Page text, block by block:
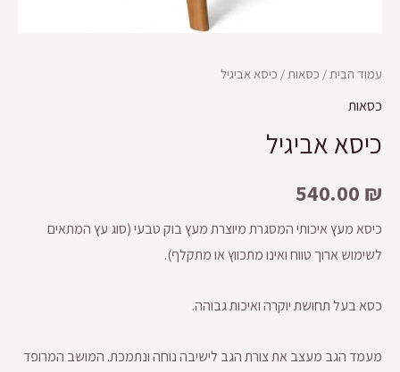
עמוד הבית/ כסאות/ כיסא אביגיל
כסאות
כיסא אביגיל
540.00 ₪
כיסא מעץ איכותי המסגרת מיוצרת מעץ בוק טבעי (סוג עץ המתאים
לשימוש ארוך טווח ואינו מתכווץ או מתקלף).
כסא בעל תחושת יוקרה ואיכות גבוהה.
מעמד הגב מעצב את צורת הגב לישיבה נוחה ונתמכת. המושב המרופד